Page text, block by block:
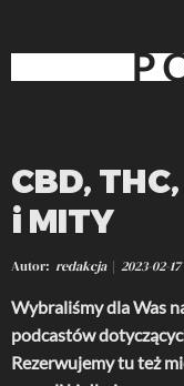
CBD,
i MITY
Autor redakcja 2023-02-17
Wybraliśmy dla Was
podcastów
Rezerwujemy tu też